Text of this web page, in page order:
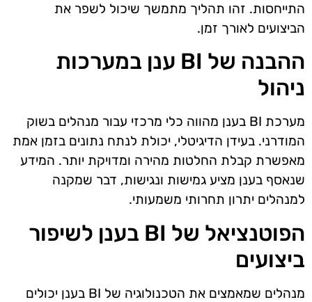
התייחסות. זהו תהליך מתמשך שיכול לשפר את
הביצועים לאורך זמן.
ההבנה של BI ענן במערכות
ניהול
מערכת BI בענן מהווה כלי מרכזי עבור מנהלים בשוק
המודרני. בעידן הדיגיטלי, יכולת לנתח נתונים בזמן אמת
מאפשרת קבלת החלטות מהירה ומדויקת יותר. המידע
שנאסף בענן מציע גמישות ונגישות, דבר שמקנה
למנהלים יתרון תחרותי משמעותי.
הפוטנציאל של BI בענן לשיפור
ביצועים
מנהלים שמאמצים את הטכנולוגיה של BI בענן יכולים